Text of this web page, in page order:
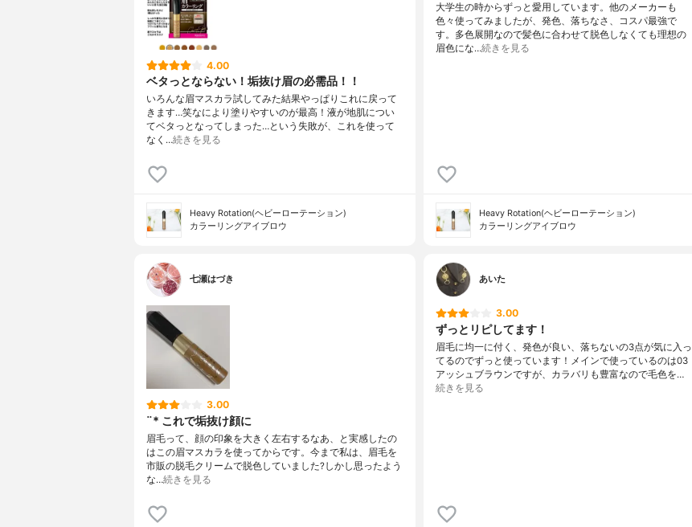
4.00
ベタっとならない！垢抜け眉の必需品！！
いろんな眉マスカラ試してみた結果やっぱりこれに戻って
きます…笑なにより塗りやすいのが最高！液が地肌につい
てベタっとなってしまった…という失敗が、これを使って
なく…続きを見る
Heavy Rotation(ヘビーローテーション)
カラーリングアイブロウ
大学生の時からずっと愛用しています。他のメーカーも
色々使ってみましたが、発色、落ちなさ、コスパ最強で
す。多色展開なので髪色に合わせて脱色しなくても理想の
眉色にな…続きを見る
Heavy Rotation(ヘビーローテーション)
カラーリングアイブロウ
七瀬はづき
3.00
¨* これで垢抜け顔に
眉毛って、顔の印象を大きく左右するなあ、と実感したの
はこの眉マスカラを使ってからです。今まで私は、眉毛を
市販の脱毛クリームで脱色していました?しかし思ったよう
な…続きを見る
あいた
3.00
ずっとリピしてます！
眉毛に均一に付く、発色が良い、落ちないの3点が気に入っ
てるのでずっと使っています！メインで使っているのは03
アッシュブラウンですが、カラバリも豊富なので毛色を…
続きを見る